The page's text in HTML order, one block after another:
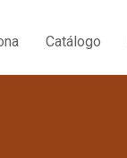
Catálogo